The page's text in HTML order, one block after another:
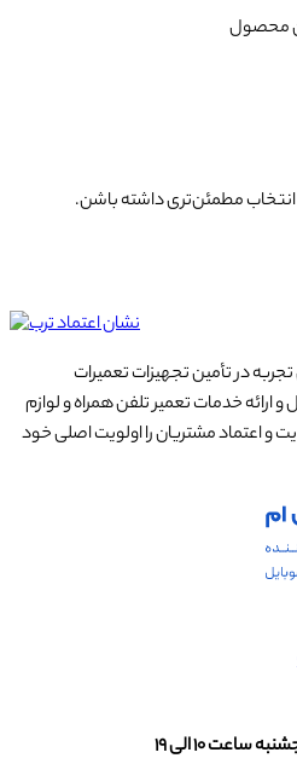
محصول
مطمئن‌تری داشته باشن.
با نزدیک به ۲۰ سال تجربه در تأمین تجهیزات تعمیرات
خدمات تعمیر تلفن همراه و لوازم
و اعتماد مشتریان را اولویت اصلی خود
۱۰ الی ۱۹